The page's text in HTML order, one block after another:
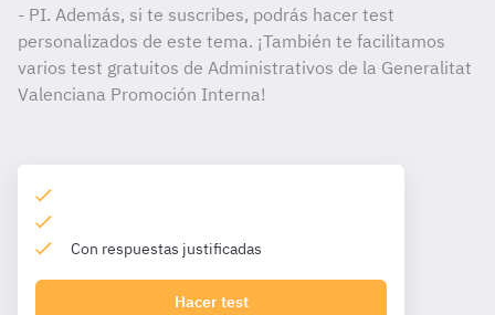
- PI. Además, si te suscribes, podrás hacer test
personalizados de este tema. ¡También te facilitamos
varios test gratuitos de Administrativos de la Generalitat
Valenciana Promoción Interna!
Con respuestas justificadas
Hacer test